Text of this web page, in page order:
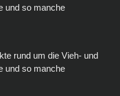
und so manche
rund um die Vieh- und
und so manche